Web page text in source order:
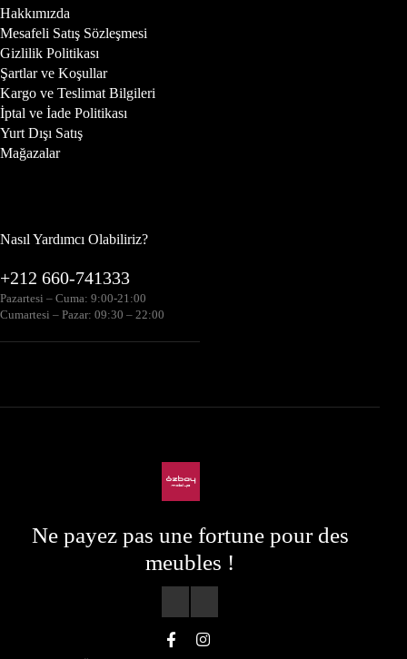
Hakkımızda
Mesafeli Satış Sözleşmesi
Gizlilik Politikası
Şartlar ve Koşullar
Kargo ve Teslimat Bilgileri
İptal ve İade Politikası
Yurt Dışı Satış
Mağazalar
Nasıl Yardımcı Olabiliriz?
+212 660-741333
Pazartesi – Cuma: 9:00-21:00
Cumartesi – Pazar: 09:30 – 22:00
Ne payez pas une fortune pour des
meubles !